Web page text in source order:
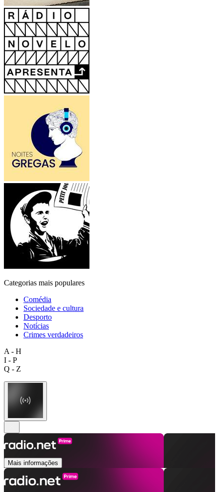
Categorias mais populares
Comédia
Sociedade e cultura
Desporto
Notícias
Crimes verdadeiros
A - H
I - P
Q - Z
Mais informações